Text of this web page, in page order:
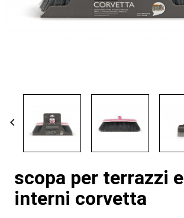

scopa per terrazzi e
interni corvetta